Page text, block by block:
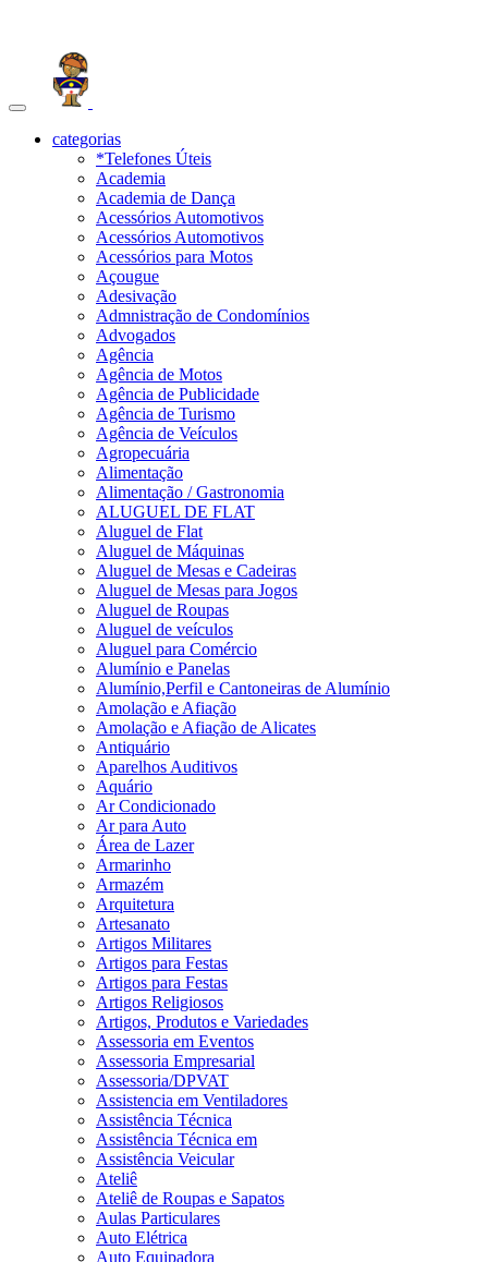
Toggle
navigationcategorias
*Telefones Úteis
Academia
Academia de Dança
Acessórios Automotivos
Acessórios Automotivos
Acessórios para Motos
Açougue
Adesivação
Admnistração de Condomínios
Advogados
Agência
Agência de Motos
Agência de Publicidade
Agência de Turismo
Agência de Veículos
Agropecuária
Alimentação
Alimentação / Gastronomia
ALUGUEL DE FLAT
Aluguel de Flat
Aluguel de Máquinas
Aluguel de Mesas e Cadeiras
Aluguel de Mesas para Jogos
Aluguel de Roupas
Aluguel de veículos
Aluguel para Comércio
Alumínio e Panelas
Alumínio,Perfil e Cantoneiras de Alumínio
Amolação e Afiação
Amolação e Afiação de Alicates
Antiquário
Aparelhos Auditivos
Aquário
Ar Condicionado
Ar para Auto
Área de Lazer
Armarinho
Armazém
Arquitetura
Artesanato
Artigos Militares
Artigos para Festas
Artigos para Festas
Artigos Religiosos
Artigos, Produtos e Variedades
Assessoria em Eventos
Assessoria Empresarial
Assessoria/DPVAT
Assistencia em Ventiladores
Assistência Técnica
Assistência Técnica em
Assistência Veicular
Ateliê
Ateliê de Roupas e Sapatos
Aulas Particulares
Auto Elétrica
Auto Equipadora